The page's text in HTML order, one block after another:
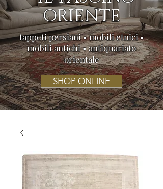
ORIENTE
tappeti persiani • mobili etnici •
mobili antichi • antiquariato
orientale
SHOP ONLINE